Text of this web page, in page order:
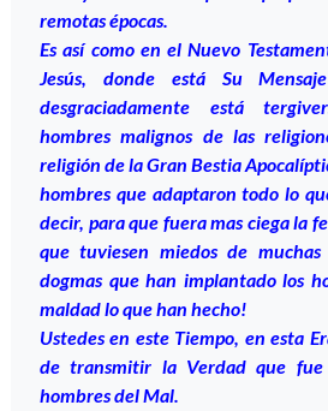
remotas épocas.
Es así como en el Nuevo
Jesús, donde está Su
desgraciadamente está
hombres malignos de las
religión de la Gran Bestia
hombres que adaptaron todo lo
decir, para que fuera mas ciega la
que tuviesen miedos de muchas
dogmas que han implantado los
maldad lo que han hecho!
Ustedes en este Tiempo, en esta
de transmitir la Verdad que fue
hombres del Mal.